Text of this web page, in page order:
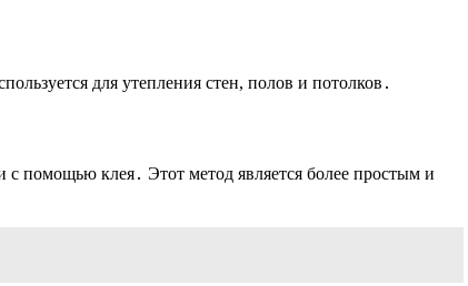
для утепления стен, полов и потолков․
помощью клея․ Этот метод является более простым и